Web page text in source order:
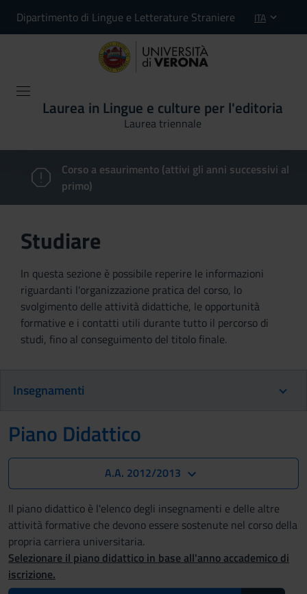
Dipartimento di Lingue e Letterature Straniere ITA
Laurea in Lingue e culture per l'editoria
Laurea triennale
Corso a esaurimento (attivi gli anni successivi al
primo)
Studiare
In questa sezione è possibile reperire le informazioni
riguardanti l'organizzazione pratica del corso, lo
svolgimento delle attività didattiche, le opportunità
formative e i contatti utili durante tutto il percorso di
studi, fino al conseguimento del titolo finale.
Insegnamenti
Piano Didattico
A.A. 2012/2013
Il piano didattico è l'elenco degli insegnamenti e delle altre
attività formative che devono essere sostenute nel corso della
propria carriera universitaria.
Selezionare il piano didattico in base all'anno accademico di
iscrizione.